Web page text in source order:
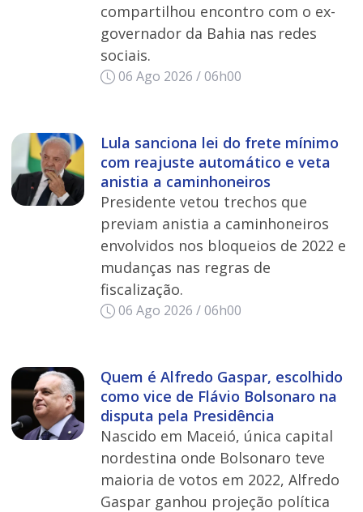
compartilhou encontro com o ex-
governador da Bahia nas redes
sociais.
06 Ago 2026 / 06h00
Lula sanciona lei do frete mínimo
com reajuste automático e veta
anistia a caminhoneiros
Presidente vetou trechos que
previam anistia a caminhoneiros
envolvidos nos bloqueios de 2022 e
mudanças nas regras de
fiscalização.
06 Ago 2026 / 06h00
Quem é Alfredo Gaspar, escolhido
como vice de Flávio Bolsonaro na
disputa pela Presidência
Nascido em Maceió, única capital
nordestina onde Bolsonaro teve
maioria de votos em 2022, Alfredo
Gaspar ganhou projeção política